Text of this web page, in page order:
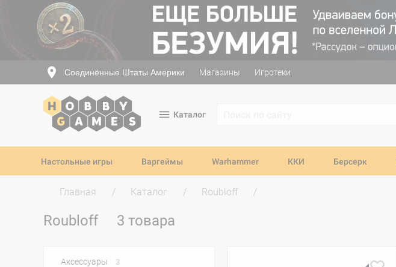
Соединённые Штаты Америки Магазины Игротеки
Каталог
Настольные игры Варгеймы Warhammer ККИ Берсерк
Главная Каталог Roubloff
Roubloff 3 товара
Аксессуары 3